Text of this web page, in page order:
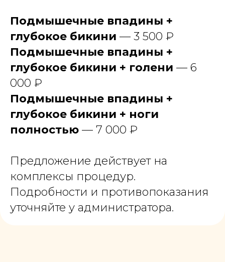
Подмышечные впадины +
глубокое бикини — 3 500 ₽
Подмышечные впадины +
глубокое бикини + голени — 6
000 ₽
Подмышечные впадины +
глубокое бикини + ноги
полностью — 7 000 ₽
Предложение действует на
комплексы процедур.
Подробности и противопоказания
уточняйте у администратора.